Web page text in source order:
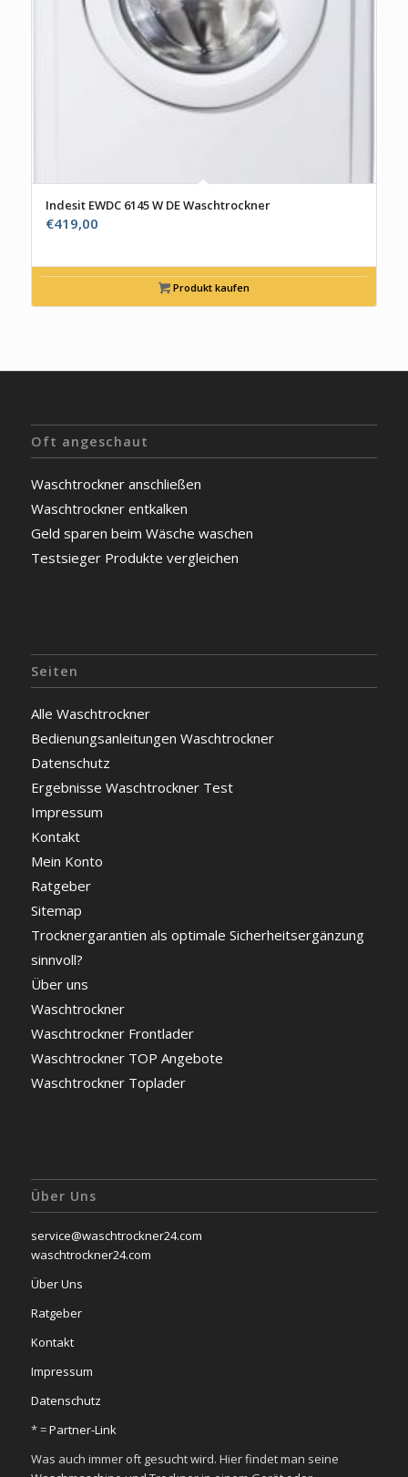
Indesit EWDC 6145 W DE Waschtrockner
€419,00
Produkt kaufen
Oft angeschaut
Waschtrockner anschließen
Waschtrockner entkalken
Geld sparen beim Wäsche waschen
Testsieger Produkte vergleichen
Seiten
Alle Waschtrockner
Bedienungsanleitungen Waschtrockner
Datenschutz
Ergebnisse Waschtrockner Test
Impressum
Kontakt
Mein Konto
Ratgeber
Sitemap
Trocknergarantien als optimale Sicherheitsergänzung
sinnvoll?
Über uns
Waschtrockner
Waschtrockner Frontlader
Waschtrockner TOP Angebote
Waschtrockner Toplader
Über Uns
service@waschtrockner24.com
waschtrockner24.com
Über Uns
Ratgeber
Kontakt
Impressum
Datenschutz
* =Partner-Link
Was auch immer oft gesucht wird. Hier findet man seine